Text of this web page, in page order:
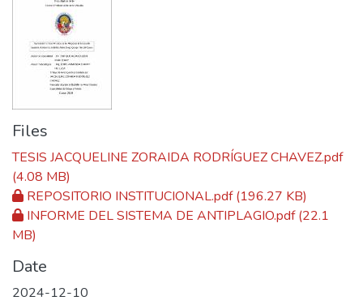
Files
TESIS JACQUELINE ZORAIDA RODRÍGUEZ CHAVEZ.pdf
(4.08 MB)
REPOSITORIO INSTITUCIONAL.pdf(196.27 KB)
INFORME DEL SISTEMA DE ANTIPLAGIO.pdf(22.1
MB)
Date
2024-12-10